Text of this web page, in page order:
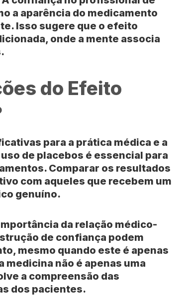
a aparência do medicamento
Isso sugere que o efeito
onde a mente associa
do Efeito
para a prática médica e a
de placebos é essencial para
Comparar os resultados
com aqueles que recebem um
genuíno.
da relação médico-
de confiança podem
mesmo quando este é apenas
medicina não é apenas uma
a compreensão das
dos pacientes.